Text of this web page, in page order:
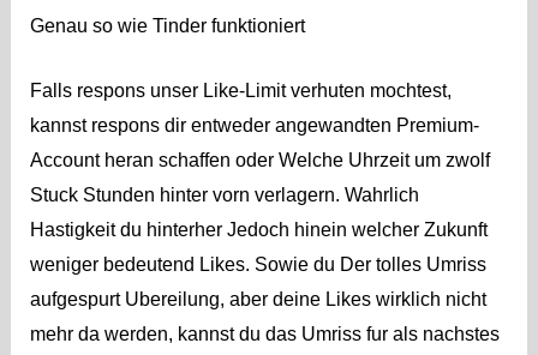
Genau so wie Tinder funktioniert
Falls respons unser Like-Limit verhuten mochtest,
kannst respons dir entweder angewandten Premium-
Account heran schaffen oder Welche Uhrzeit um zwolf
Stuck Stunden hinter vorn verlagern. Wahrlich
Hastigkeit du hinterher Jedoch hinein welcher Zukunft
weniger bedeutend Likes. Sowie du Der tolles Umriss
aufgespurt Ubereilung, aber deine Likes wirklich nicht
mehr da werden, kannst du das Umriss fur als nachstes